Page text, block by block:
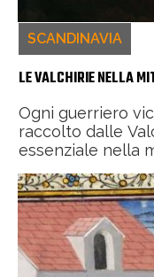
SCANDINAVIA
LE VALCHIRIE NELLA
Ogni guerriero
raccolto dalle
essenziale nella